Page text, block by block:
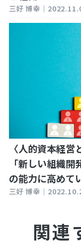
三好 博幸｜
〈人的資本経
「新しい組織
の能力に高めて
三好 博幸｜
関連